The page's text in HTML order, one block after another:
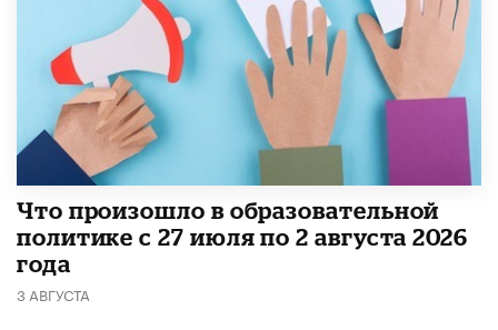
​Что произошло в образовательной
политике с 27 июля по 2 августа 2026
года
3 АВГУСТА